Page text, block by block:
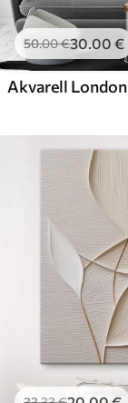
50.00€30.00 €
Akvarell London